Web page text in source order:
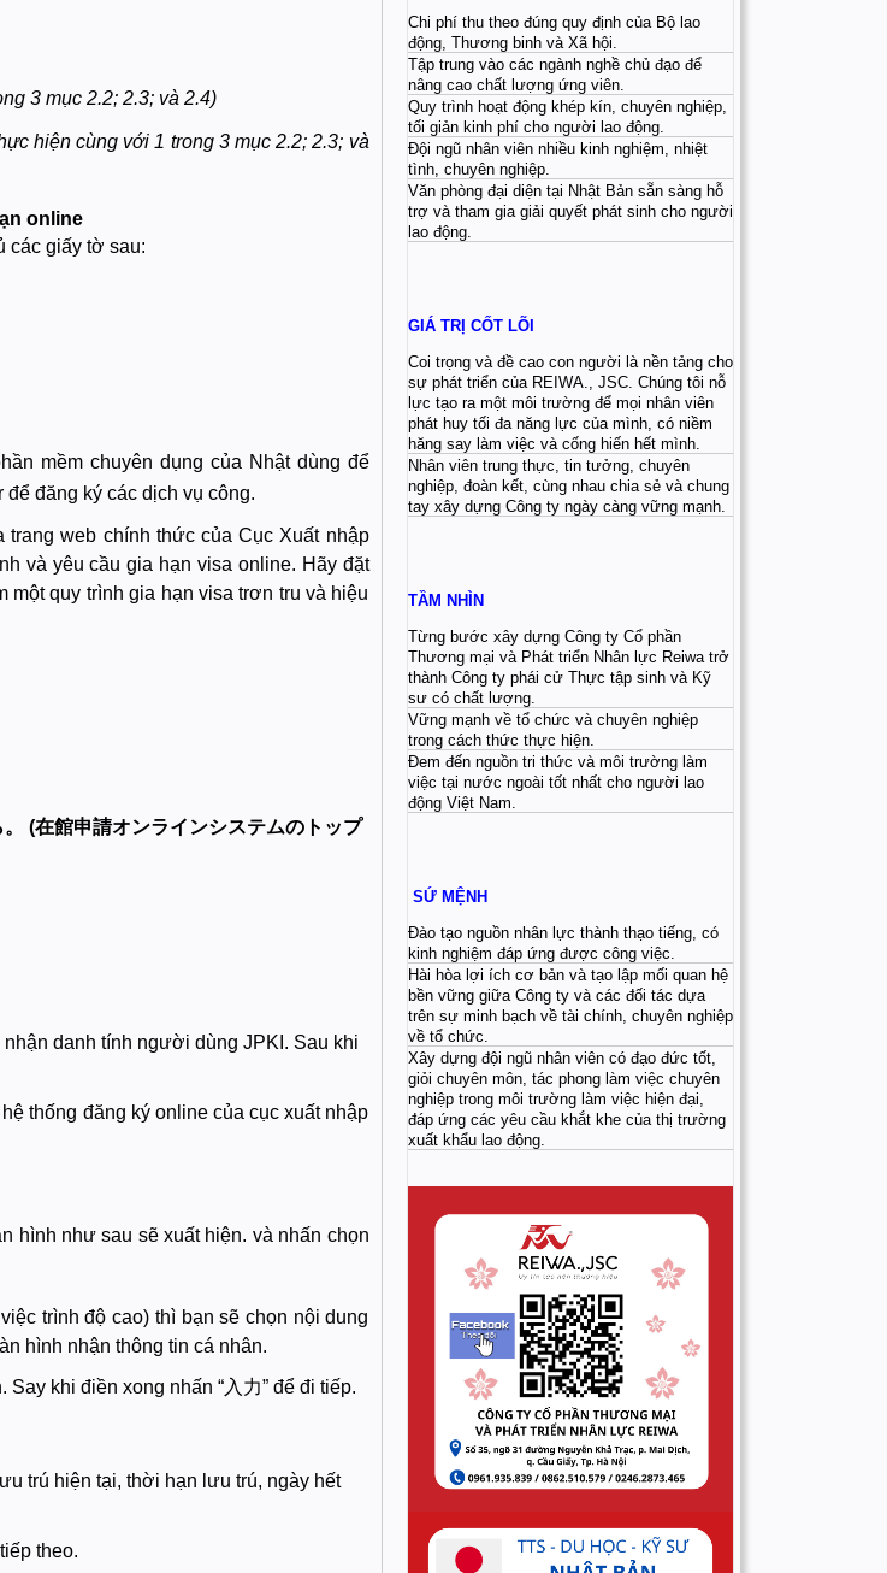
3 mục 2.2; 2.3; và 2.4)
hiện cùng với 1 trong 3 mục 2.2; 2.3; và
online
các giấy tờ sau:
mềm chuyên dụng của Nhật dùng để
đăng ký các dịch vụ công.
trang web chính thức của Cục Xuất nhập
và yêu cầu gia hạn visa online. Hãy đặt
một quy trình gia hạn visa trơn tru và hiệu
(在館申請オンラインシステムのトップ
danh tính người dùng JPKI. Sau khi
thống đăng ký online của cục xuất nhập
hình như sau sẽ xuất hiện. và nhấn chọn
trình độ cao) thì bạn sẽ chọn nội dung
hình nhận thông tin cá nhân.
khi điền xong nhấn “入力” để đi tiếp.
trú hiện tại, thời hạn lưu trú, ngày hết
theo.
Chi phí thu theo đúng quy định của Bộ lao
động, Thương binh và Xã hội.
Tập trung vào các ngành nghề chủ đạo để
nâng cao chất lượng ứng viên.
Quy trình hoạt động khép kín, chuyên nghiệp,
tối giản kinh phí cho người lao động.
Đội ngũ nhân viên nhiều kinh nghiệm, nhiệt
tình, chuyên nghiệp.
Văn phòng đại diện tại Nhật Bản sẵn sàng hỗ
trợ và tham gia giải quyết phát sinh cho người
lao động.
GIÁ TRỊ CỐT LÕI
Coi trọng và đề cao con người là nền tảng cho
sự phát triển của REIWA., JSC. Chúng tôi nỗ
lực tạo ra một môi trường để mọi nhân viên
phát huy tối đa năng lực của mình, có niềm
hăng say làm việc và cống hiến hết mình.
Nhân viên trung thực, tin tưởng, chuyên
nghiệp, đoàn kết, cùng nhau chia sẻ và chung
tay xây dựng Công ty ngày càng vững mạnh.
TẦM NHÌN
Từng bước xây dựng Công ty Cổ phần
Thương mại và Phát triển Nhân lực Reiwa trở
thành Công ty phái cử Thực tập sinh và Kỹ
sư có chất lượng.
Vững mạnh về tổ chức và chuyên nghiệp
trong cách thức thực hiện.
Đem đến nguồn tri thức và môi trường làm
việc tại nước ngoài tốt nhất cho người lao
động Việt Nam.
SỨ MỆNH
Đào tạo nguồn nhân lực thành thạo tiếng, có
kinh nghiệm đáp ứng được công việc.
Hài hòa lợi ích cơ bản và tạo lập mối quan hệ
bền vững giữa Công ty và các đối tác dựa
trên sự minh bạch về tài chính, chuyên nghiệp
về tổ chức.
Xây dựng đội ngũ nhân viên có đạo đức tốt,
giỏi chuyên môn, tác phong làm việc chuyên
nghiệp trong môi trường làm việc hiện đại,
đáp ứng các yêu cầu khắt khe của thị trường
xuất khẩu lao động.